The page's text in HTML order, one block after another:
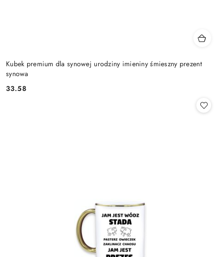
Kubek premium dla synowej urodziny imieniny śmieszny prezent
synowa
Cena:
33.58